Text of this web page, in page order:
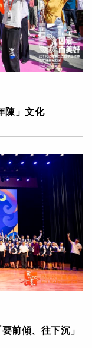
陳」文化
前傾、往下沉」